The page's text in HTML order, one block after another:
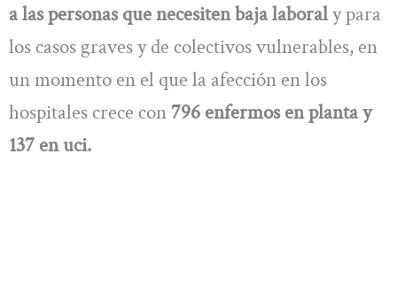
a las personas que necesiten baja laboraly para
los casos graves y de colectivos vulnerables, en
un momento en el que la afección en los
hospitales crece con 796 enfermos en planta y
137 en uci.